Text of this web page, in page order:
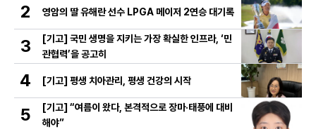
2 영암의 딸 유해란 선수 LPGA 메이저 2연승 대기록
3
[기고] 국민 생명을 지키는 가장 확실한 인프라, ‘민
관협력’을 공고히
4 [기고] 평생 치아관리, 평생 건강의 시작
5
[기고] “여름이 왔다, 본격적으로 장마·태풍에 대비
해야”